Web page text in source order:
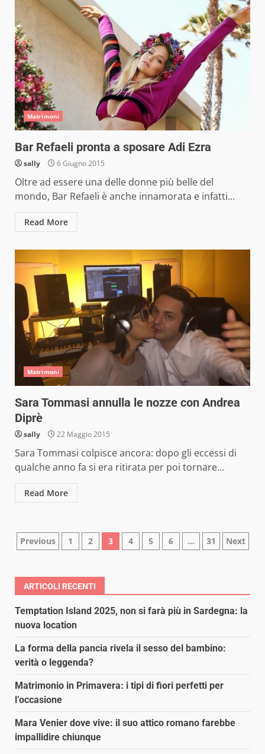
Matrimoni
Bar Refaeli pronta a sposare Adi Ezra
sally 6 Giugno 2015
Oltre ad essere una delle donne più belle del
mondo, Bar Refaeli è anche innamorata e infatti...
Read More
Matrimoni
Sara Tommasi annulla le nozze con Andrea
Diprè
sally 22 Maggio 2015
Sara Tommasi colpisce ancora: dopo gli eccessi di
qualche anno fa si era ritirata per poi tornare...
Read More
Paginazione
articoli
Previous 1 2 3 4 5 6 … 31 Next
ARTICOLI RECENTI
Temptation Island 2025, non si farà più in Sardegna: la
nuova location
La forma della pancia rivela il sesso del bambino:
verità o leggenda?
Matrimonio in Primavera: i tipi di fiori perfetti per
l’occasione
Mara Venier dove vive: il suo attico romano farebbe
impallidire chiunque